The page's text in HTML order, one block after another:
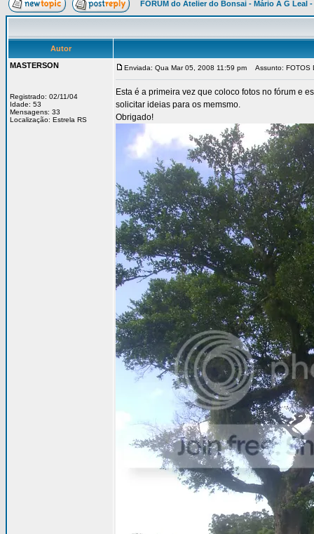
FÓRUM do Atelier do Bonsai - Mário A G Leal
Autor
MASTERSON
Registrado: 02/11/04
Idade: 53
Mensagens: 33
Localização: Estrela RS
Enviada: Qua Mar 05, 2008 11:59 pm Assunto: FOTOS
Esta é a primeira vez que coloco fotos no fórum e
solicitar ideias para os memsmo.
Obrigado!